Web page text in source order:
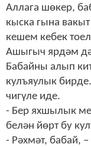
Аллага шөкер,
кыска гына
кешем кебек
Ашыгыч ярдәм
Бабайны алып
кулъяулык
чигүле иде.
- Бер яхшылык
белән йөрт бу
- Рәхмәт, бабай, –